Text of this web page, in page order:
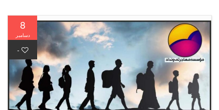
8
دسامبر
-